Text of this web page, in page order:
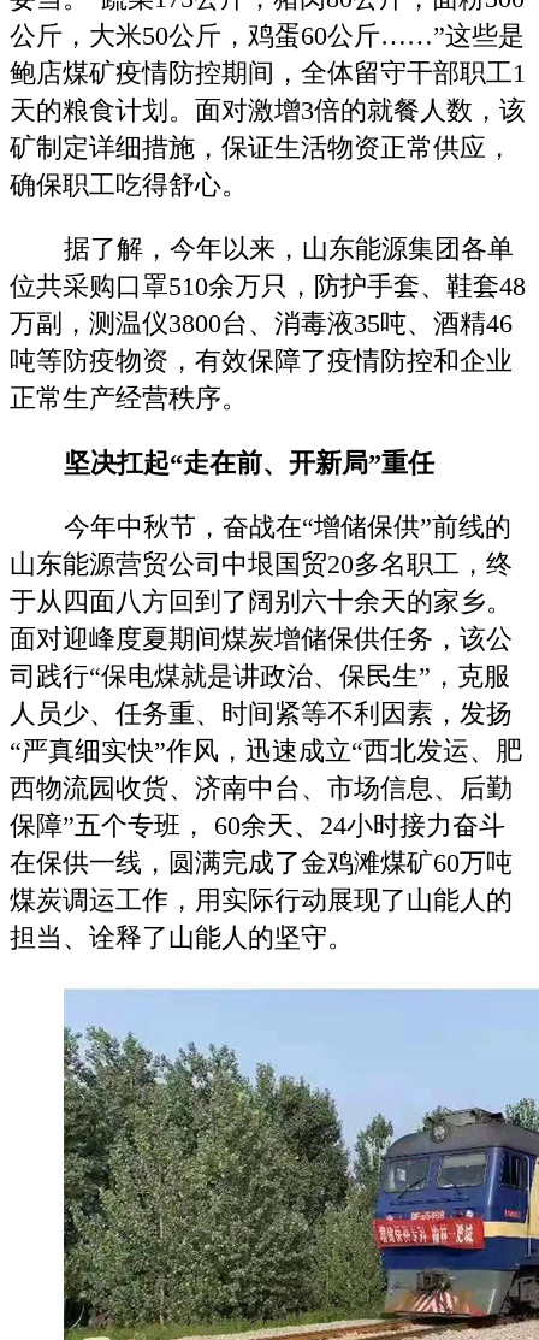
公斤，大米50公斤，鸡蛋60公斤……”这些是
鲍店煤矿疫情防控期间，全体留守干部职工1
天的粮食计划。面对激增3倍的就餐人数，该
矿制定详细措施，保证生活物资正常供应，
确保职工吃得舒心。
据了解，今年以来，山东能源集团各单
位共采购口罩510余万只，防护手套、鞋套48
万副，测温仪3800台、消毒液35吨、酒精46
吨等防疫物资，有效保障了疫情防控和企业
正常生产经营秩序。
坚决扛起“走在前、开新局”重任
今年中秋节，奋战在“增储保供”前线的
山东能源营贸公司中垠国贸20多名职工，终
于从四面八方回到了阔别六十余天的家乡。
面对迎峰度夏期间煤炭增储保供任务，该公
司践行“保电煤就是讲政治、保民生”，克服
人员少、任务重、时间紧等不利因素，发扬
“严真细实快”作风，迅速成立“西北发运、肥
西物流园收货、济南中台、市场信息、后勤
保障”五个专班， 60余天、24小时接力奋斗
在保供一线，圆满完成了金鸡滩煤矿60万吨
煤炭调运工作，用实际行动展现了山能人的
担当、诠释了山能人的坚守。